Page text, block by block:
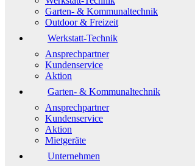
Garten- & Kommunaltechnik
Outdoor & Freizeit
Werkstatt-Technik
Ansprechpartner
Kundenservice
Aktion
Garten- & Kommunaltechnik
Ansprechpartner
Kundenservice
Aktion
Mietgeräte
Unternehmen